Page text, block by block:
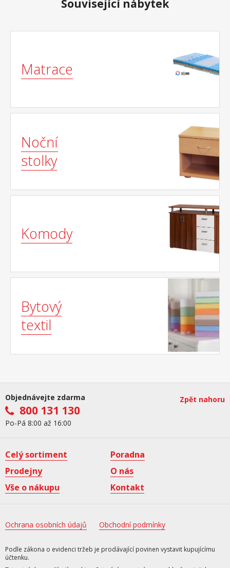
Související nábytek
Matrace
Noční
stolky
Komody
Bytový
textil
Objednávejte zdarma
800 131 130
Po-Pá 8:00 až 16:00
Zpět nahoru
Celý sortiment
Poradna
Prodejny
O nás
Vše o nákupu
Kontakt
Ochrana osobních údajů Obchodní podmínky
Podle zákona o evidenci tržeb je prodávající povinen vystavit kupujícímu
účtenku.